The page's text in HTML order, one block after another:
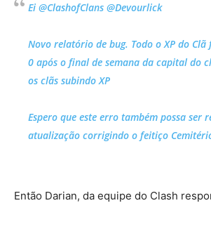
Ei @ClashofClans @Devourlick
Novo relatório de bug. Todo o XP do
0 após o final de semana da capital do
os clãs subindo XP
Espero que este erro também possa ser
atualização corrigindo o feitiço
Então Darian, da equipe do Clash